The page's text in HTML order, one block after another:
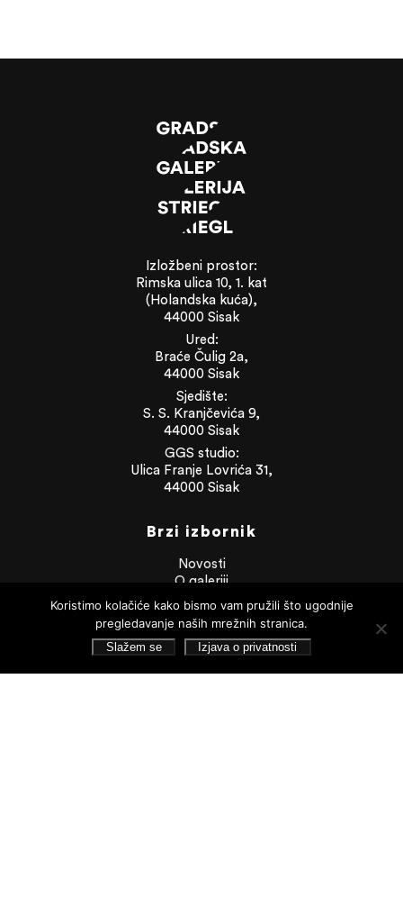
Izložbeni prostor:
Rimska ulica 10, 1. kat
(Holandska kuća),
44000 Sisak
Ured:
Braće Čulig 2a,
44000 Sisak
Sjedište:
S. S. Kranjčevića 9,
44000 Sisak
GGS studio:
Ulica Franje Lovrića 31,
44000 Sisak
Brzi izbornik
Novosti
O galeriji
Info
Zbirka Striegl
Likovna zbirka
Publikacije
Koristimo kolačiće kako bismo vam pružili što ugodnije
pregledavanje naših mrežnih stranica.
Slažem se Izjava o privatnosti